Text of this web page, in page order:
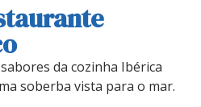
da cozinha Ibérica
soberba vista para o mar.